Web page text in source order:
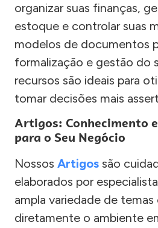
organizar suas finanças,
estoque e controlar suas
modelos de documentos
formalização e gestão do
recursos são ideais para
tomar decisões mais
Artigos: Conhecimento
para o Seu Negócio
Nossos Artigos são
elaborados por
ampla variedade de
diretamente o ambiente